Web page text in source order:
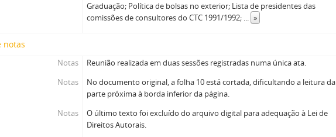
Graduação; Política de bolsas no exterior; Lista de presidentes das
comissões de consultores do CTC 1991/1992; ... »
notas
Notas
Reunião realizada em duas sessões registradas numa única ata.
Notas
No documento original, a folha 10 está cortada, dificultando a leitura da
parte próxima à borda inferior da página.
Notas
O último texto foi excluído do arquivo digital para adequação à Lei de
Direitos Autorais.